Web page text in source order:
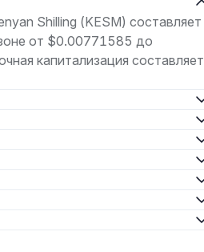
Shilling (KESM) составляет
от $0.00771585 до
капитализация составляет